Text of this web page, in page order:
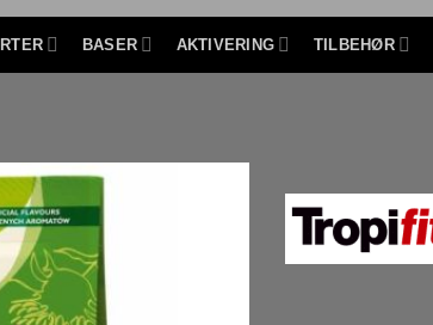
BASER AKTIVERING TILBEHØR